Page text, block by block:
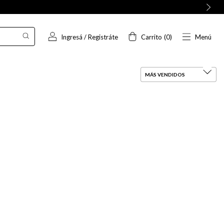
Menú
Ingresá /Registráte Carrito (0)